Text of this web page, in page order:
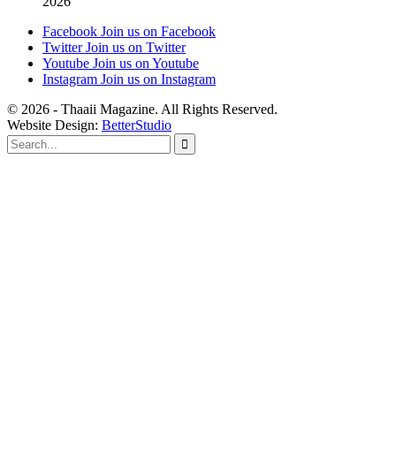
Facebook Join us on Facebook
Twitter Join us on Twitter
Youtube Join us on Youtube
Instagram Join us on Instagram
© 2026 - Thaaii Magazine. All Rights Reserved.
Website Design: BetterStudio